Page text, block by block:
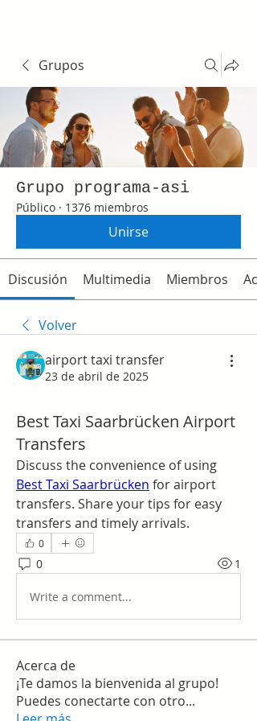
Grupos
Grupo programa-asi
Público · 1376 miembros
Unirse
Discusión Multimedia Miembros
Volver
airport taxi transfer
23 de abril de 2025
Best Taxi Saarbrücken Airport
Transfers
Best Taxi Saarbrücken for airport
transfers. Share your tips for easy
transfers and timely arrivals.
0
0 1
Write a comment...
Acerca de
¡Te damos la bienvenida al grupo!
Puedes conectarte con otro...